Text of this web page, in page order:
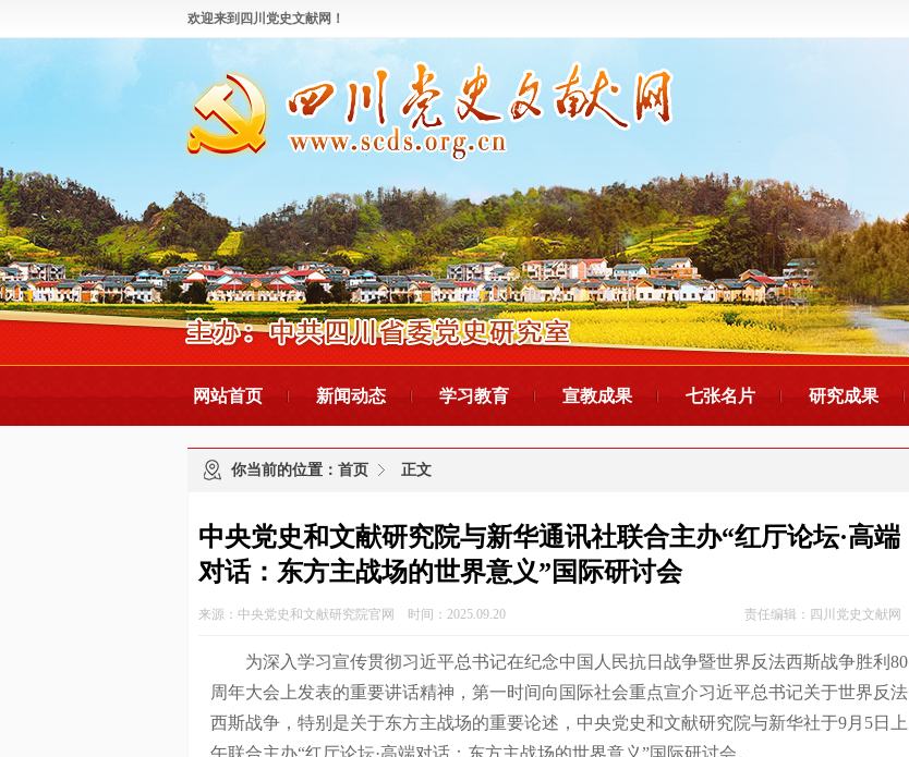
欢迎来到四川党史文献网！
网站首页 新闻动态 学习教育 宣教成果 七张名片 研究成果
你当前的位置： 首页 正文
中央党史和文献研究院与新华通讯社联合主办“红厅论坛·高端
对话：东方主战场的世界意义”国际研讨会
来源：中央党史和文献研究院官网 时间：2025.09.20 责任编辑：四川党史文献网
为深入学习宣传贯彻习近平总书记在纪念中国人民抗日战争暨世界反法西斯战争胜利80
周年大会上发表的重要讲话精神，第一时间向国际社会重点宣介习近平总书记关于世界反法
西斯战争，特别是关于东方主战场的重要论述，中央党史和文献研究院与新华社于9月5日上
午联合主办“红厅论坛·高端对话：东方主战场的世界意义”国际研讨会。